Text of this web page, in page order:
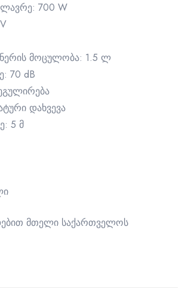
700 W
მოცულობა: 1.5 ლ
70 dB
დახვევა
5 მ
მთელი საქართველოს